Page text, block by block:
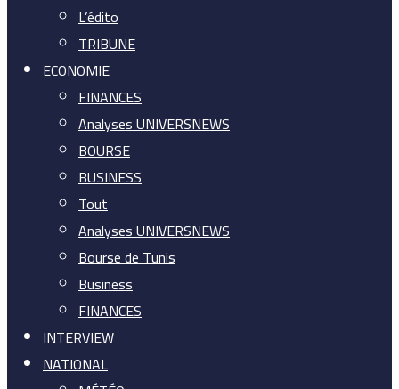
L’édito
TRIBUNE
ECONOMIE
FINANCES
Analyses UNIVERSNEWS
BOURSE
BUSINESS
Tout
Analyses UNIVERSNEWS
Bourse de Tunis
Business
FINANCES
INTERVIEW
NATIONAL